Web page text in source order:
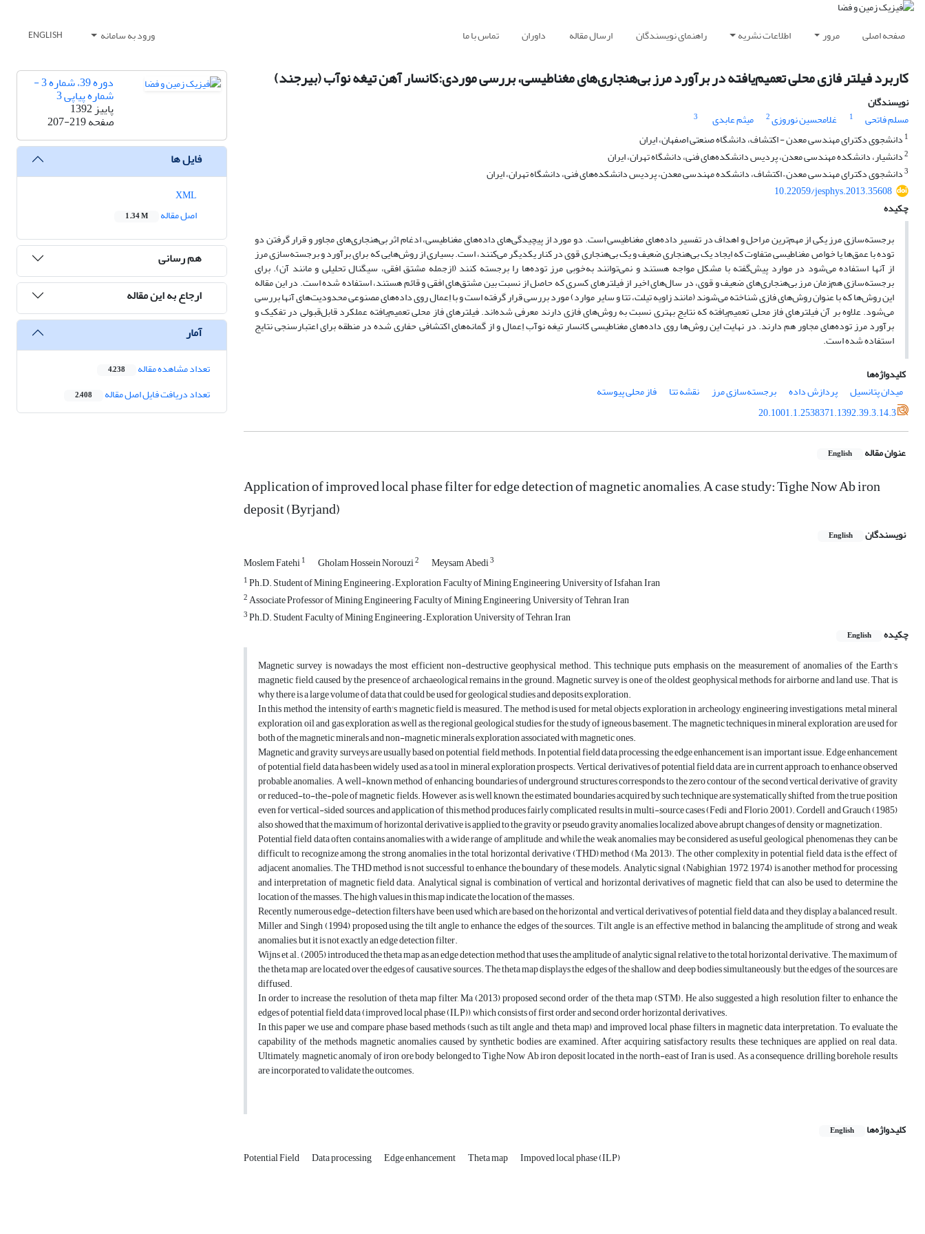
صفحه اصلی مرور اطلاعات نشریه راهنمای نویسندگان ارسال مقاله داوران تماس با ما ورود به سامانه ENGLISH
کاربرد فیلتر فازی محلی تعمیم‌یافته در برآورد مرز بی‌هنجاری‌های مغناطیسی، بررسی موردی:کانسار آهن تیغه نوآب (بیرجند)
نویسندگان
مسلم فاتحی
1 غلامحسین نوروزی2 میثم عابدی
3
1 دانشجوی دکترای مهندسی معدن - اکتشاف، دانشگاه صنعتی اصفهان، ایران
2دانشیار، دانشکده مهندسی معدن، پردیس دانشکده‌های فنی، دانشگاه تهران، ایران
3دانشجوی دکترای مهندسی معدن – اکتشاف، دانشکده مهندسی معدن، پردیس دانشکده‌های فنی، دانشگاه تهران، ایران
10.22059/jesphys.2013.35608
چکیده
برجسته‌سازی مرز یکی از مهم‌ترین مراحل و اهداف در تفسیر داده‌های مغناطیسی است. دو مورد از پیچیدگی‌های داده‌های مغناطیسی، ادغام اثر بی‌هنجاری‌‌‌های مجاور و قرار گرفتن دو
توده با عمق‌ها یا خواص مغناطیسی متفاوت که ایجاد یک بی‌هنجاری‌‌ ضعیف و یک بی‌هنجاری‌‌ قوی در کنار یکدیگر می‌کنند، است. بسیاری از روش‌هایی که برای برآورد و برجسته‌سازی مرز
از آنها استفاده می‌شود در موارد پیش‌گفته با مشکل مواجه هستند و نمی‌توانند به‌خوبی مرز توده‌ها را برجسته کنند (ازجمله مشتق افقی، سیگنال تحلیلی و مانند آن). برای
برجسته‌سازی هم‌زمان مرز بی‌هنجاری‌‌‌های ضعیف و قوی، در سال‌های اخیر از فیلترهای کسری که حاصل از نسبت بین مشتق‌های افقی و قائم هستند، استفاده شده است. در این مقاله
این روش‌ها که با عنوان روش‌های فازی شناخته می‌شوند (مانند زاویه تیلت، تتا و سایر موارد) مورد بررسی قرار گرفته است و با اِعمال روی داده‌های مصنوعی محدودیت‌های آنها بررسی
می‌شود. علاوه بر آن فیلتر‌های فاز محلی تعمیم‌یافته که نتایج بهتری نسبت به روش‌های فازی دارند معرفی شده‌اند. فیلتر‌های فاز محلی تعمیم‌یافته عملکرد قابل‌قبولی در تفکیک و
برآورد مرز توده‌های مجاور هم دارند. در ‌نهایت این روش‌ها روی داده‌های مغناطیسی کانسار تیغه نوآب اِعمال و از گمانه‌های اکتشافی حفاری شده در منطقه برای اعتبارسنجی نتایج
استفاده شده است.
کلیدواژه‌ها
میدان پتانسیل
پردازش داده برجسته‌سازی مرز نقشه تتا
فاز محلی پیوسته
20.1001.1.2538371.1392.39.3.14.3
عنوان مقاله English
Application of improved local phase filter for edge detection of magnetic anomalies, A case study: Tighe Now Ab iron
deposit (Byrjand)
نویسندگان English
Moslem Fatehi1 Gholam Hossein Norouzi2 Meysam Abedi3
1Ph.D. Student of Mining Engineering – Exploration, Faculty of Mining Engineering, University of Isfahan, Iran
2Associate Professor of Mining Engineering, Faculty of Mining Engineering, University of Tehran, Iran
3Ph.D. Student, Faculty of Mining Engineering – Exploration, University of Tehran, Iran
چکیده
English
Magnetic survey is nowadays the most efficient non-destructive geophysical method. This technique puts emphasis on the measurement of anomalies of the Earth’s
magnetic field, caused by the presence of archaeological remains in the ground. Magnetic survey is one of the oldest geophysical methods for airborne and land use. That is
why there is a large volume of data that could be used for geological studies and deposits exploration.
In this method, the intensity of earth's magnetic field is measured. The method is used for metal objects exploration in archeology, engineering investigations, metal mineral
exploration, oil and gas exploration, as well as the regional geological studies for the study of igneous basement. The magnetic techniques in mineral exploration are used for
both of the magnetic minerals and non-magnetic minerals exploration associated with magnetic ones.
Magnetic and gravity surveys are usually based on potential field methods. In potential field data processing the edge enhancement is an important issue. Edge enhancement
of potential field data has been widely used as a tool in mineral exploration prospects. Vertical derivatives of potential field data are in current approach to enhance observed
probable anomalies. A well-known method of enhancing boundaries of underground structures corresponds to the zero contour of the second vertical derivative of gravity
or reduced-to-the-pole of magnetic fields. However, as is well known, the estimated boundaries acquired by such technique are systematically shifted from the true position
even for vertical-sided sources, and application of this method produces fairly complicated results in multi-source cases (Fedi and Florio, 2001). Cordell and Grauch (1985)
also showed that the maximum of horizontal derivative is applied to the gravity or pseudo gravity anomalies localized above abrupt changes of density or magnetization.
Potential field data often contains anomalies with a wide range of amplitude, and while the weak anomalies may be considered as useful geological phenomenas, they can be
difficult to recognize among the strong anomalies in the total horizontal derivative (THD) method (Ma, 2013). The other complexity in potential field data is the effect of
adjacent anomalies. The THD method is not successful to enhance the boundary of these models. Analytic signal (Nabighian, 1972, 1974) is another method for processing
and interpretation of magnetic field data. Analytical signal is combination of vertical and horizontal derivatives of magnetic field that can also be used to determine the
location of the masses. The high values in this map indicate the location of the masses.
Recently, numerous edge-detection filters have been used which are based on the horizontal and vertical derivatives of potential field data and they display a balanced result.
Miller and Singh (1994) proposed using the tilt angle to enhance the edges of the sources. Tilt angle is an effective method in balancing the amplitude of strong and weak
anomalies, but it is not exactly an edge detection filter.
Wijns et al. (2005) introduced the theta map as an edge detection method that uses the amplitude of analytic signal relative to the total horizontal derivative. The maximum of
the theta map are located over the edges of causative sources. The theta map displays the edges of the shallow and deep bodies simultaneously, but the edges of the sources are
diffused.
In order to increase the resolution of theta map filter, Ma (2013) proposed second order of the theta map (STM). He also suggested a high resolution filter to enhance the
edges of potential field data (improved local phase (ILP)), which consists of first order and second order horizontal derivatives.
In this paper we use and compare phase based methods (such as tilt angle and theta map) and improved local phase filters in magnetic data interpretation. To evaluate the
capability of the methods, magnetic anomalies caused by synthetic bodies are examined. After acquiring satisfactory results, these techniques are applied on real data.
Ultimately, magnetic anomaly of iron ore body belonged to Tighe Now Ab iron deposit located in the north-east of Iran is used. As a consequence, drilling borehole results
are incorporated to validate the outcomes.
کلیدواژه‌ها English
Potential Field Data processing Edge enhancement Theta map Impoved local phase (ILP)
دوره 39، شماره 3 -
شماره پیاپی 3
پاییز 1392
صفحه207-219
فایل ها
اصل مقاله
1.34 M
هم رسانی
ارجاع به این مقاله
آمار
تعداد مشاهده مقاله 4,238
تعداد دریافت فایل اصل مقاله 2,408